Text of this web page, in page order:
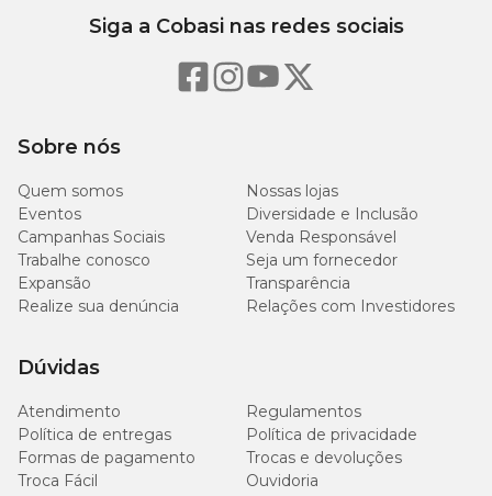
Sobre nós
Quem somos
Nossas lojas
Eventos
Diversidade e Inclusão
Campanhas Sociais
Venda Responsável
Trabalhe conosco
Seja um fornecedor
Expansão
Transparência
Realize sua denúncia
Relações com Investidores
Dúvidas
Atendimento
Regulamentos
Política de entregas
Política de privacidade
Formas de pagamento
Trocas e devoluções
Troca Fácil
Ouvidoria
Siga a Cobasi nas redes sociais